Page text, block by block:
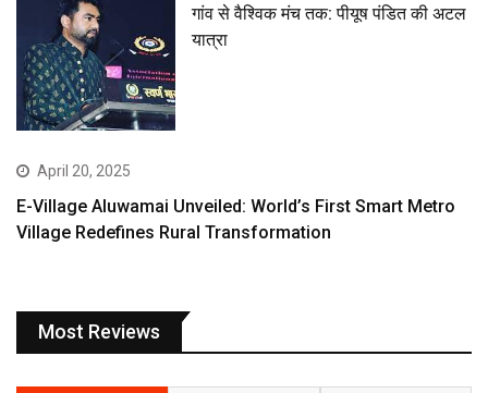
गांव से वैश्विक मंच तक: पीयूष पंडित की अटल
यात्रा
April 20, 2025
E-Village Aluwamai Unveiled: World’s First Smart Metro
Village Redefines Rural Transformation
Most Reviews